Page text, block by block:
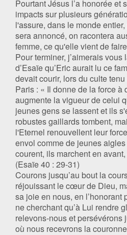
Pourtant Jésus l’a honorée et
impacts sur plusieurs
l'assure, dans le monde
sera annoncé, on racontera
femme, ce qu'elle vient de
Pour terminer, j’aimerais
d’Esaïe qu’Eric aurait lu ce
devait courir, lors du culte
Paris : « Il donne de la force à
augmente la vigueur de celui
jeunes gens se lassent et ils
robustes gaillards tombent,
l'Eternel renouvellent leur
envol comme de jeunes
courent, ils marchent en
(Esaïe 40 : 29-31)
Courons jusqu’au bout la
réjouissant le cœur de Dieu,
sa joie en nous, en l’honorant
ne cherchant qu’à Lui rendre
relevons-nous et persévérons
où nous recevrons la